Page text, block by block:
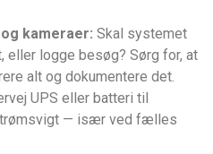
kameraer: Skal systemet
eller logge besøg? Sørg for, at
alt og dokumentere det.
UPS eller batteri til
— især ved fælles